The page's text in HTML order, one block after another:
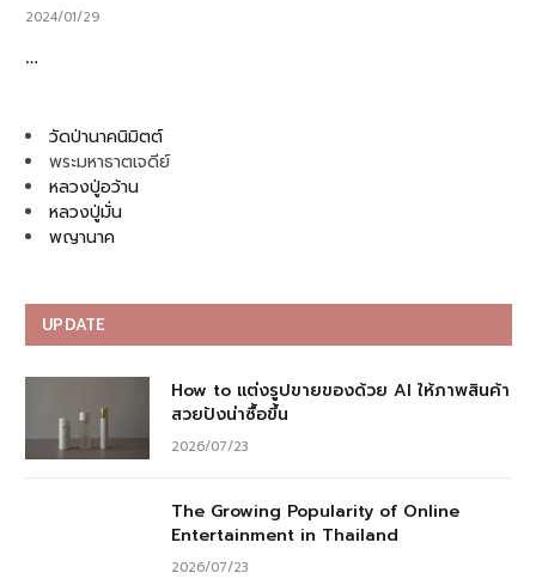
2024/01/29
…
วัดป่านาคนิมิตต์
พระมหาธาตเจดีย์
หลวงปู่อว้าน
หลวงปู่มั่น
พญานาค
UPDATE
How to แต่งรูปขายของด้วย AI ให้ภาพสินค้า
สวยปังน่าซื้อขึ้น
2026/07/23
The Growing Popularity of Online
Entertainment in Thailand
2026/07/23